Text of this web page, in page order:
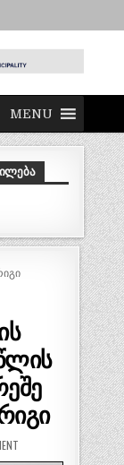
MENU